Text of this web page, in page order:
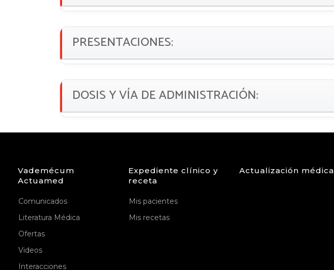
PRESENTACIONES:
DOSIS Y VÍA DE ADMINISTRACIÓN:
Vademécum
Actuamed
Comunicados
Literatura Médica
Ofertas
Videos
Interacciones
Expediente clínico y
receta
Mis pacientes
Mis recetas
Actualización médica